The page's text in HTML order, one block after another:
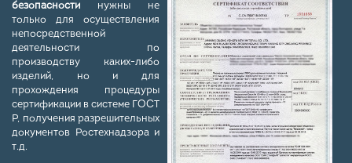
безопасности нужны не
только для осуществления
непосредственной
деятельности по
производству каких-либо
изделий, но и для
прохождения процедуры
сертификации в системе ГОСТ
Р, получения разрешительных
документов Ростехнадзора и
т.д.